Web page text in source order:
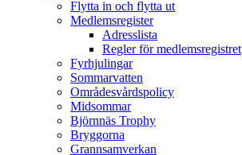
Flytta in och flytta ut
Medlemsregister
Adresslista
Regler för medlemsregistret
Fyrhjulingar
Sommarvatten
Områdesvårdspolicy
Midsommar
Björnnäs Trophy
Bryggorna
Grannsamverkan